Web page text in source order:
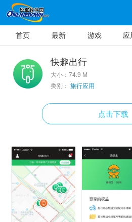
首页 最新 游戏 应
快趣出行
大小：74.9 M
类别： 旅行应用
点击下载